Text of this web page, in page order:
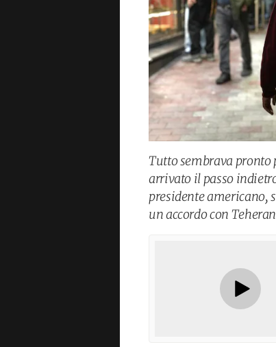
Tutto sembrava pronto
arrivato il passo
presidente americano,
un accordo con